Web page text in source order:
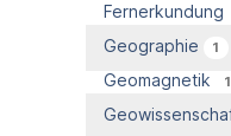
Fernerkundung
Geographie 1
Geomagnetik 1